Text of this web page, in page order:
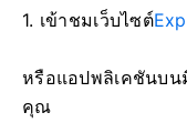
1. เข้าชมเว็บไซต์
หรือแอปพลิเคชันบ
คุณ